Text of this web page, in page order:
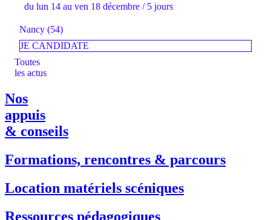
du lun 14 au ven 18 décembre / 5 jours
Nancy (54)
JE CANDIDATE
Toutes
les actus
Nos
appuis
& conseils
Formations, rencontres & parcours
Location matériels scéniques
Ressources pédagogiques